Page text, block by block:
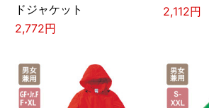
ドジャケット
2,772円
2,112円